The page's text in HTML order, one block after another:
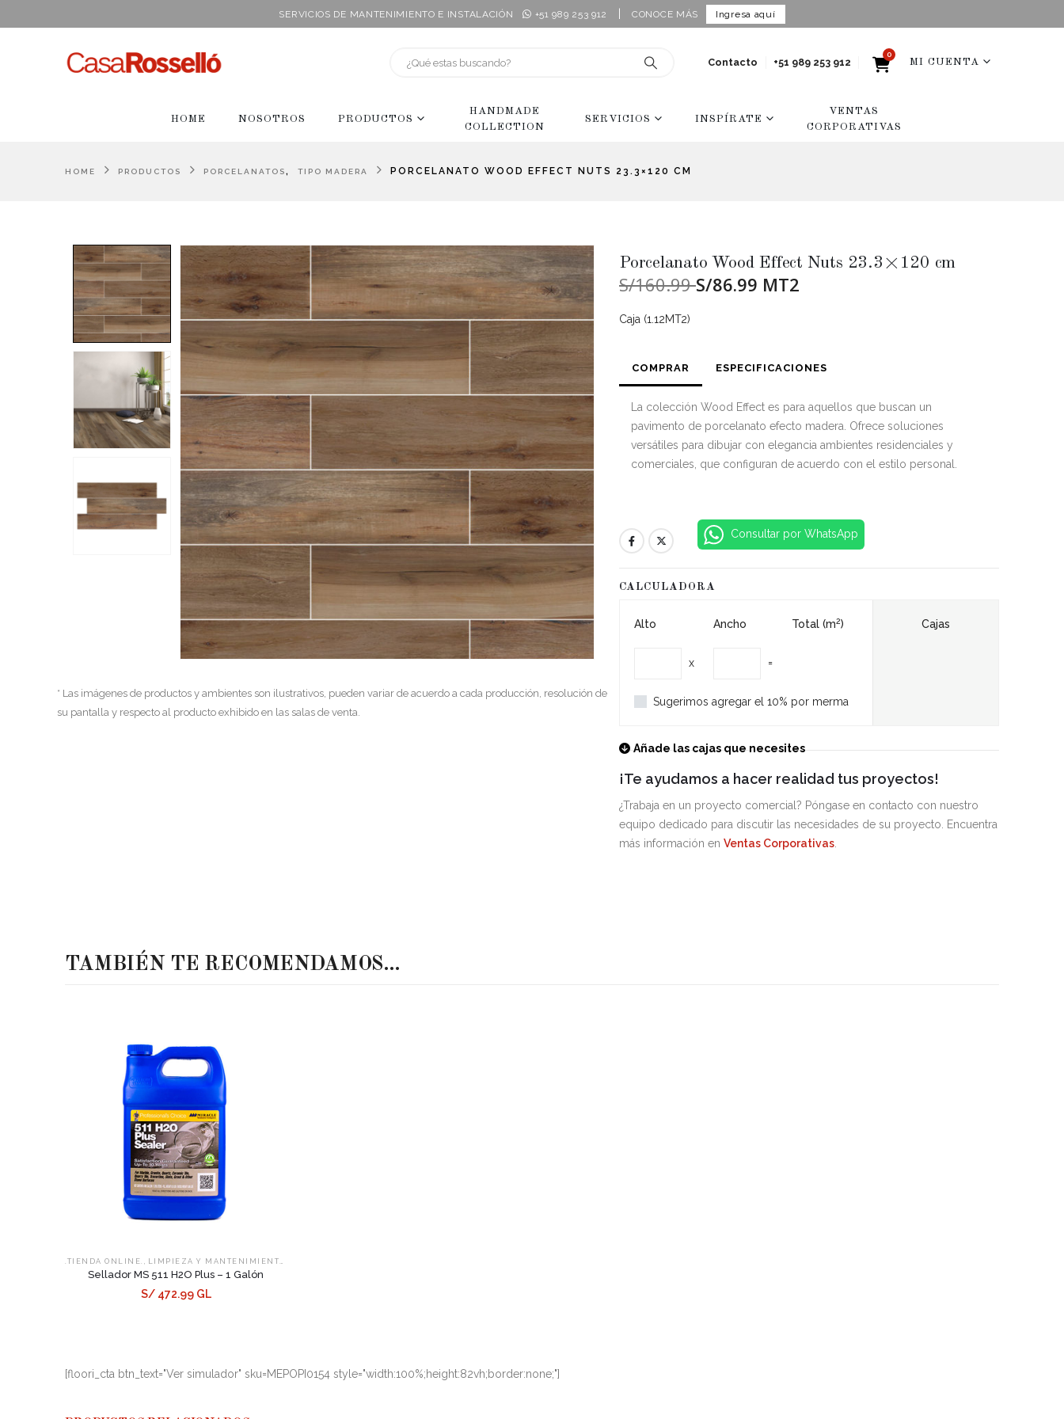
SERVICIOS DE MANTENIMIENTO E INSTALACIÓN +51 989 253 912 CONOCE MÁS Ingresa aquí
Contacto +51 989 253 912
0
MI CUENTA
HOME NOSOTROS PRODUCTOS
HANDMADE
COLLECTION
SERVICIOS INSPÍRATE
VENTAS
CORPORATIVAS
HOME PRODUCTOS PORCELANATOS, TIPO MADERA PORCELANATO WOOD EFFECT NUTS 23.3×120 CM
* Las imágenes de productos y ambientes son ilustrativos, pueden variar de acuerdo a cada producción, resolución de
su pantalla y respecto al producto exhibido en las salas de venta.
Porcelanato Wood Effect Nuts 23.3×120 cm
S/160.99S/86.99 MT2
Caja (1.12MT2)
COMPRAR ESPECIFICACIONES
La colección Wood Effect es para aquellos que buscan un
pavimento de porcelanato efecto madera. Ofrece soluciones
versátiles para dibujar con elegancia ambientes residenciales y
comerciales, que configuran de acuerdo con el estilo personal.
Consultar por WhatsApp
CALCULADORA
Alto Ancho Total (m2)
x =
Sugerimos agregar el 10% por merma
Cajas
Añade las cajas que necesites
¡Te ayudamos a hacer realidad tus proyectos!
¿Trabaja en un proyecto comercial? Póngase en contacto con nuestro
equipo dedicado para discutir las necesidades de su proyecto. Encuentra
más información en Ventas Corporativas.
TAMBIÉN TE RECOMENDAMOS…
.TIENDA ONLINE. , LIMPIEZA Y MANTENIMIENTO
Sellador MS 511 H2O Plus – 1 Galón
S/ 472.99 GL
[floori_cta btn_text="Ver simulador" sku=MEPOPI0154 style="width:100%;height:82vh;border:none;"]